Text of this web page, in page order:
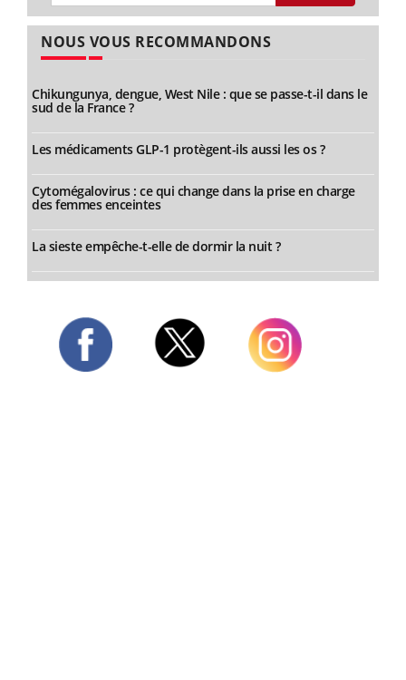
NOUS VOUS RECOMMANDONS
Chikungunya, dengue, West Nile : que se passe-t-il dans le
sud de la France ?
Les médicaments GLP-1 protègent-ils aussi les os ?
Cytomégalovirus : ce qui change dans la prise en charge
des femmes enceintes
La sieste empêche-t-elle de dormir la nuit ?